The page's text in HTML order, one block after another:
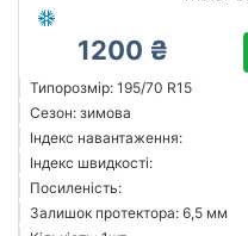
1200 ₴
Типорозмір: 195/70 R15
Сезон: зимова
Індекс навантаження:
Індекс швидкості:
Посиленість:
Залишок протектора: 6,5 мм